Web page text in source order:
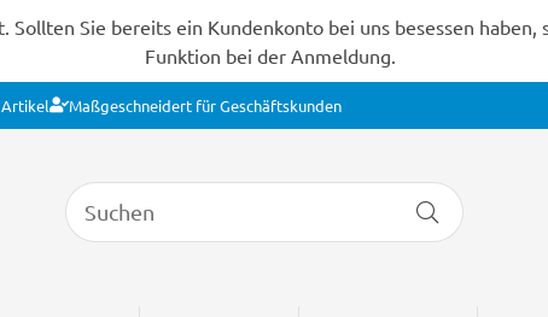
Sie bereits ein Kundenkonto bei uns besessen haben,
Funktion bei der Anmeldung.
Artikel Maßgeschneidert für Geschäftskunden